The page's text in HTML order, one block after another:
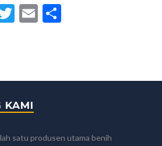
Twitter
Email
KAMI
satu produsen utama benih